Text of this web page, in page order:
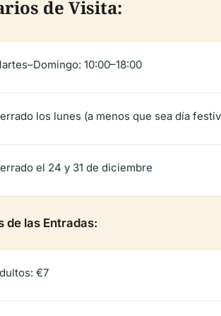
de Visita:
10:00–18:00
los lunes (a menos que sea día
el 24 y 31 de diciembre
de las Entradas:
€7